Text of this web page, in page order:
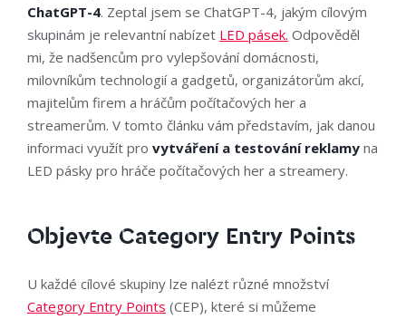
ChatGPT-4. Zeptal jsem se ChatGPT-4, jakým cílovým
skupinám je relevantní nabízet LED pásek. Odpověděl
mi, že nadšencům pro vylepšování domácnosti,
milovníkům technologií a gadgetů, organizátorům akcí,
majitelům firem a hráčům počítačových her a
streamerům. V tomto článku vám představím, jak danou
informaci využít pro vytváření a testování reklamy na
LED pásky pro hráče počítačových her a streamery.
Objevte Category Entry Points
U každé cílové skupiny lze nalézt různé množství
Category Entry Points (CEP), které si můžeme